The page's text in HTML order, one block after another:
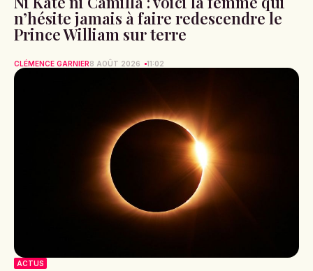
n’hésite jamais à faire redescendre le
Prince William sur terre
CLÉMENCE GARNIER8 AOÛT 2026 11:02
ACTUS